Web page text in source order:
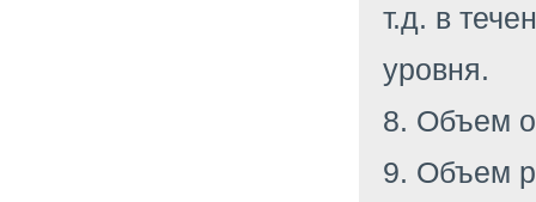
т.д. в
уровня.
8. Объем
9. Объем